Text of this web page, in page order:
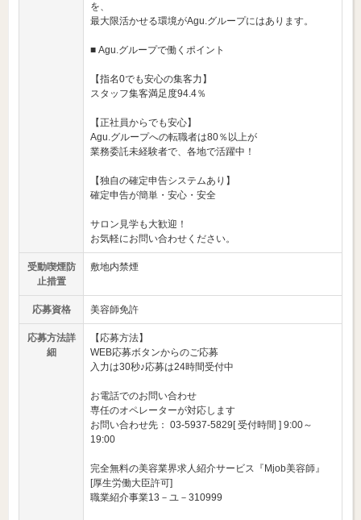
を、
最大限活かせる環境がAgu.グループにはあります。
■ Agu.グループで働くポイント
【指名0でも安心の集客力】
スタッフ集客満足度94.4％
【正社員からでも安心】
Agu.グループへの転職者は80％以上が
業務委託未経験者で、各地で活躍中！
【独自の確定申告システムあり】
確定申告が簡単・安心・安全
サロン見学も大歓迎！
お気軽にお問い合わせください。
受動喫煙防
止措置
敷地内禁煙
応募資格 美容師免許
応募方法詳
細
【応募方法】
WEB応募ボタンからのご応募
入力は30秒♪応募は24時間受付中
お電話でのお問い合わせ
専任のオペレーターが対応します
お問い合わせ先： 03-5937-5829[ 受付時間 ] 9:00～
19:00
完全無料の美容業界求人紹介サービス『Mjob美容師』
[厚生労働大臣許可]
職業紹介事業13－ユ－310999